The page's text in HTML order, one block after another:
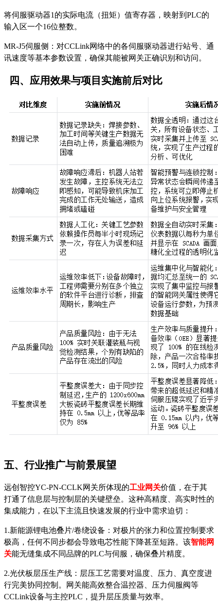
将伺服驱动器1的实际电流（扭矩）值寄存器，映射到PLC的
输入区一个16位整数。
MR-J5伺服侧：对CCLink网络中的各伺服驱动器进行站号、通
讯速度等基本参数设置，确保其能被网关正确识别和访问。
四 、 应用效果与项目实施前后对比
五、行业推广与前景展望
远创智控YC-PN-CCLK网关所体现的工业网关价值，在于其
打通了信息层与控制层的关键壁垒。这种高精度、高实时性的
集成能力，在以下主流且快速发展的行业中需求迫切：
1.新能源锂电池叠片/卷绕设备：对极片的张力和位置控制要求
极高，任何不同步都会导致电芯性能下降甚至短路。该智能网
关能无缝集成不同品牌的PLC与伺服，确保叠片精度。
2.光伏板层压生产线：层压工艺需要对温度、压力、真空度进
行完美协同控制。网关能高效整合温控器、压力伺服阀等
CCLink设备与主控PLC，提升层压质量与效率。